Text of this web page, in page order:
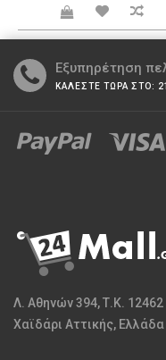
Εξυπηρέτηση
ΚΑΛΕΣΤΕ ΤΩΡΑ ΣΤΟ:
Λ. Αθηνών 394, Τ.Κ. 12462
Χαϊδάρι Αττικής, Ελλάδα